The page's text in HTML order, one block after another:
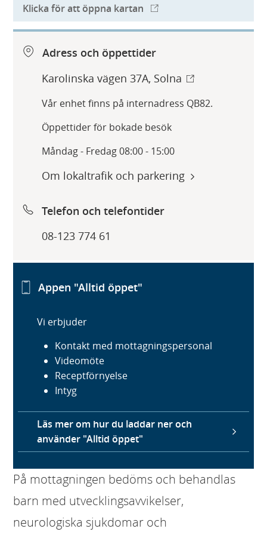
Klicka för att öppna kartan
Adress och öppettider
Karolinska vägen 37A, Solna
Vår enhet finns på internadress QB82.
Öppettider för bokade besök
Måndag - Fredag 08:00 - 15:00
Om lokaltrafik och parkering
Telefon och telefontider
08-123 774 61
Appen "Alltid öppet"
Vi erbjuder
Kontakt med mottagningspersonal
Videomöte
Receptförnyelse
Intyg
Läs mer om hur du laddar ner och
använder "Alltid öppet"
På mottagningen bedöms och behandlas
barn med utvecklingsavvikelser,
neurologiska sjukdomar och